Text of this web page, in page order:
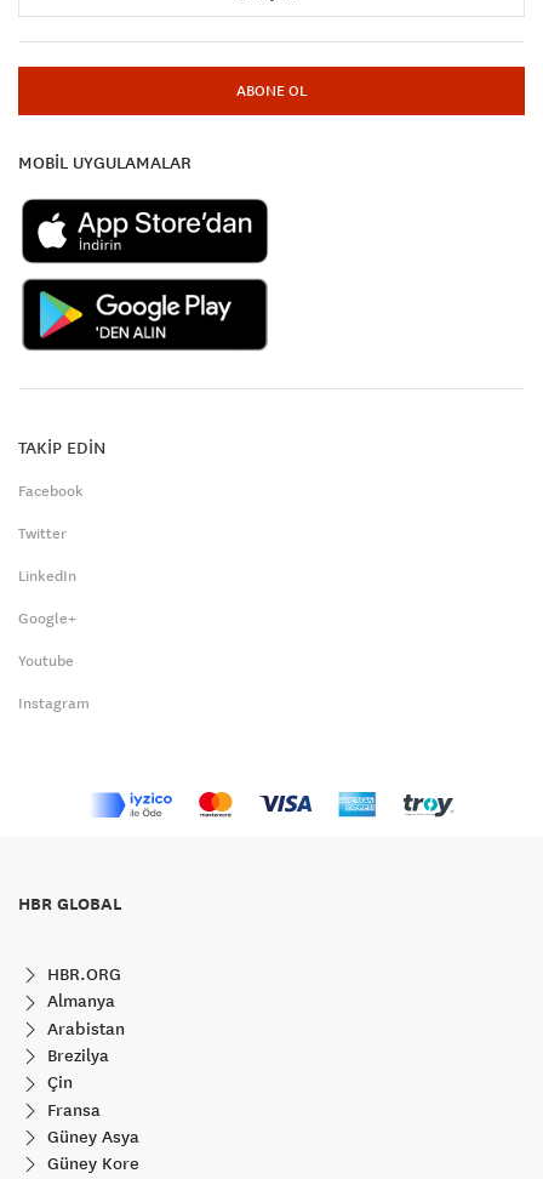
ABONE OL
MOBİL UYGULAMALAR
TAKİP EDİN
Facebook
Twitter
LinkedIn
Google+
Youtube
Instagram
HBR GLOBAL
HBR.ORG
Almanya
Arabistan
Brezilya
Çin
Fransa
Güney Asya
Güney Kore